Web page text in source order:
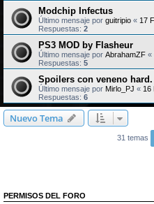
Modchip Infectus
Último mensaje por guitripio « 17
Respuestas: 2
PS3 MOD by Flasheur
Último mensaje por AbrahamZF «
Respuestas: 5
Spoilers con veneno hard.
Último mensaje por Mirlo_PJ « 16
Respuestas: 6
Nuevo Tema
31 temas
PERMISOS DEL FORO